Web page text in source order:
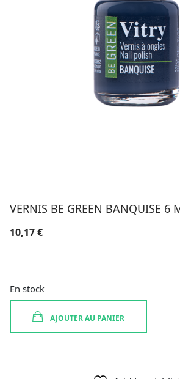
VERNIS BE GREEN BANQUISE 6
10,17€
En stock
AJOUTER AU PANIER